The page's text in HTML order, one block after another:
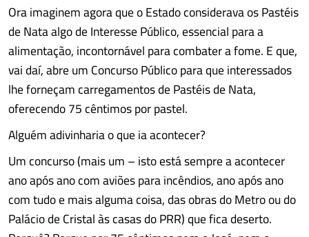
Ora imaginem agora que o Estado considerava os Pastéis
de Nata algo de Interesse Público, essencial para a
alimentação, incontornável para combater a fome. E que,
vai daí, abre um Concurso Público para que interessados
lhe forneçam carregamentos de Pastéis de Nata,
oferecendo 75 cêntimos por pastel.
Alguém adivinharia o que ia acontecer?
Um concurso (mais um – isto está sempre a acontecer
ano após ano com aviões para incêndios, ano após ano
com tudo e mais alguma coisa, das obras do Metro ou do
Palácio de Cristal às casas do PRR) que fica deserto.